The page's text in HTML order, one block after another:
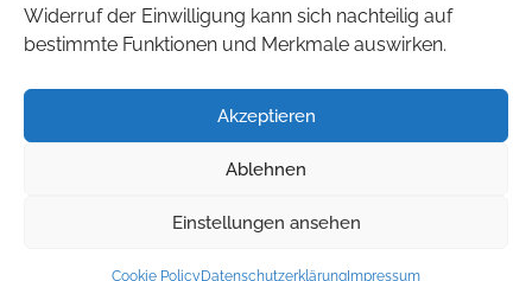
Widerruf der Einwilligung kann sich nachteilig auf
bestimmte Funktionen und Merkmale auswirken.
Akzeptieren
Ablehnen
Einstellungen ansehen
Cookie Policy Datenschutzerklärung Impressum
Saarland
© 2026 BITEG. Alle Rechte vorbehalten.